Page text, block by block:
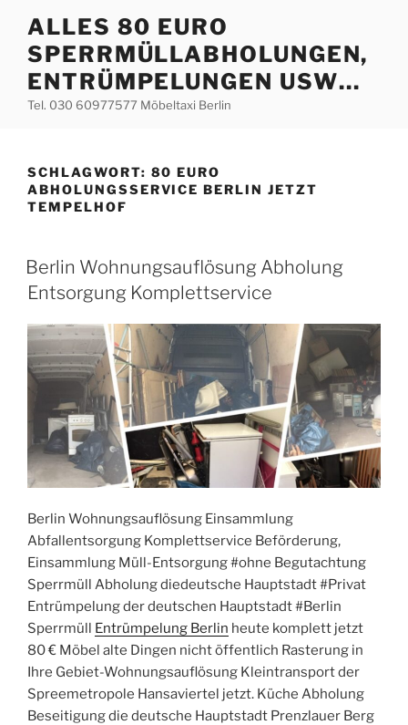
Inhalt
springen
ALLES 80 EURO
SPERRMÜLLABHOLUNGEN,
ENTRÜMPELUNGEN USW…
Tel. 030 60977577 Möbeltaxi Berlin
SCHLAGWORT: 80 EURO
ABHOLUNGSSERVICE BERLIN JETZT
TEMPELHOF
VERÖFFENTLICHT
AM
Berlin Wohnungsauflösung Abholung
Entsorgung Komplettservice
Berlin Wohnungsauflösung Einsammlung
Abfallentsorgung Komplettservice Beförderung,
Einsammlung Müll-Entsorgung #ohne Begutachtung
Sperrmüll Abholung diedeutsche Hauptstadt #Privat
Entrümpelung der deutschen Hauptstadt #Berlin
Sperrmüll Entrümpelung Berlin heute komplett jetzt
80 € Möbel alte Dingen nicht öffentlich Rasterung in
Ihre Gebiet-Wohnungsauflösung Kleintransport der
Spreemetropole Hansaviertel jetzt. Küche Abholung
Beseitigung die deutsche Hauptstadt Prenzlauer Berg